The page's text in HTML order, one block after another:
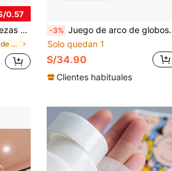
0.57
de Fiesta de Cumpleaños.
en Fiesta de bodas Globos Decorativos
-3% Juego de arco de globos y corona negro y dorado, 132 piezas, incluye globos negros, dorados y con confeti, adecuado para decorar ceremonias de graduación, fiestas de cumpleaños, fiestas de jubilación, despedidas de soltero/soltera, aniversarios y otras ocasiones.
Solo quedan 1
S/34.90
Clientes habituales